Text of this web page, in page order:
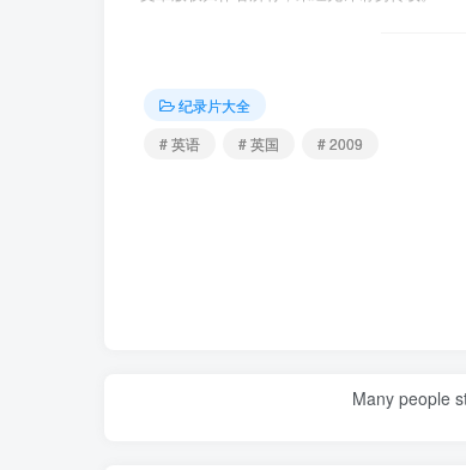
纪录片大全
# 英语
# 英国 # 2009
Many people